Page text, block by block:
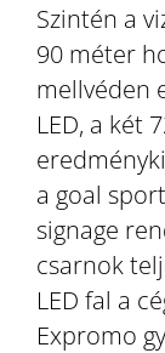
Szintén a
90 méter
mellvéden
LED, a két
a goal
signage
csarnok
LED fal a
Expromo